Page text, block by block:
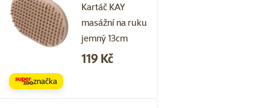
Kartáč KAY
masážní na ruku
jemný 13cm
Cena
119 Kč
značka